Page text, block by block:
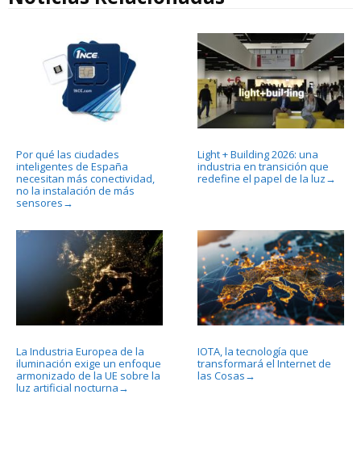
Por qué las ciudades
inteligentes de España
necesitan más conectividad,
no la instalación de más
sensores →
Light + Building 2026: una
industria en transición que
redefine el papel de la luz →
La Industria Europea de la
iluminación exige un enfoque
armonizado de la UE sobre la
luz artificial nocturna →
IOTA, la tecnología que
transformará el Internet de
las Cosas →